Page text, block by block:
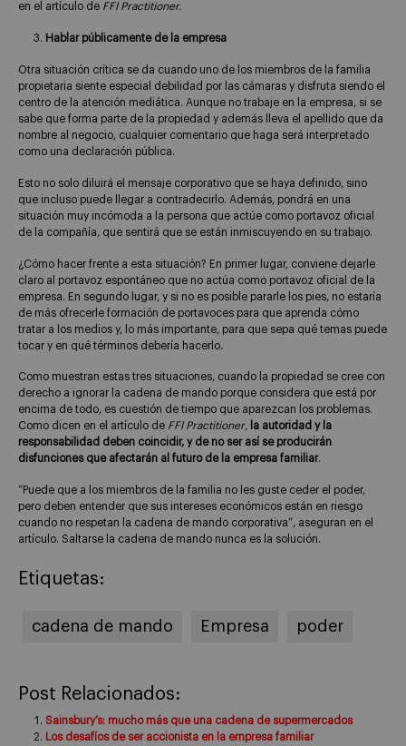
en el artículo de FFI Practitioner.
Hablar públicamente de la empresa
Otra situación crítica se da cuando uno de los miembros de la familia
propietaria siente especial debilidad por las cámaras y disfruta siendo el
centro de la atención mediática. Aunque no trabaje en la empresa, si se
sabe que forma parte de la propiedad y además lleva el apellido que da
nombre al negocio, cualquier comentario que haga será interpretado
como una declaración pública.
Esto no solo diluirá el mensaje corporativo que se haya definido, sino
que incluso puede llegar a contradecirlo. Además, pondrá en una
situación muy incómoda a la persona que actúe como portavoz oficial
de la compañía, que sentirá que se están inmiscuyendo en su trabajo.
¿Cómo hacer frente a esta situación? En primer lugar, conviene dejarle
claro al portavoz espontáneo que no actúa como portavoz oficial de la
empresa. En segundo lugar, y si no es posible pararle los pies, no estaría
de más ofrecerle formación de portavoces para que aprenda cómo
tratar a los medios y, lo más importante, para que sepa qué temas puede
tocar y en qué términos debería hacerlo.
Como muestran estas tres situaciones, cuando la propiedad se cree con
derecho a ignorar la cadena de mando porque considera que está por
encima de todo, es cuestión de tiempo que aparezcan los problemas.
Como dicen en el artículo de FFI Practitioner,
la autoridad y la
responsabilidad deben coincidir, y de no ser así se producirán
disfunciones que afectarán al futuro de la empresa familiar.
“Puede que a los miembros de la familia no les guste ceder el poder,
pero deben entender que sus intereses económicos están en riesgo
cuando no respetan la cadena de mando corporativa”, aseguran en el
artículo. Saltarse la cadena de mando nunca es la solución.
Etiquetas:
cadena de mando Empresa poder
Post Relacionados:
Sainsbury’s: mucho más que una cadena de supermercados
Los desafíos de ser accionista en la empresa familiar